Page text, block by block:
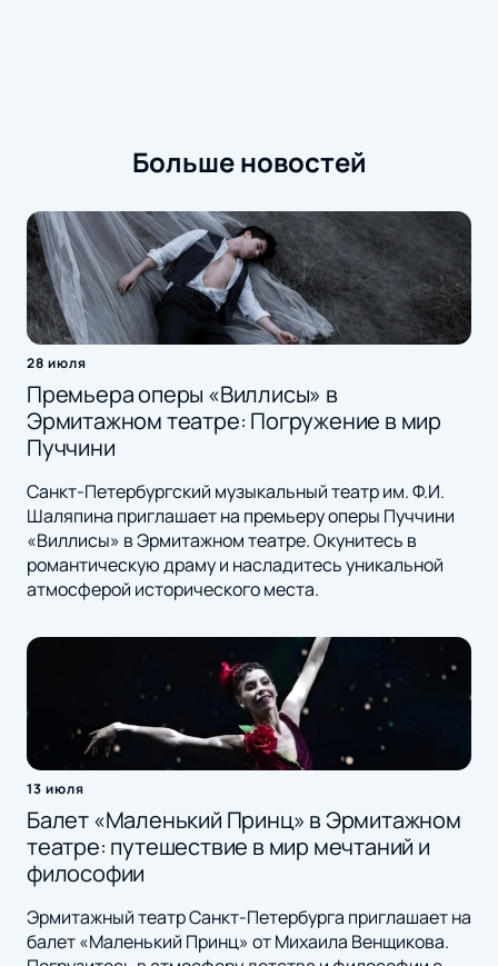
Больше новостей
28 июля
Премьера оперы «Виллисы» в
Эрмитажном театре: Погружение в мир
Пуччини
Санкт-Петербургский музыкальный театр им. Ф.И.
Шаляпина приглашает на премьеру оперы Пуччини
«Виллисы» в Эрмитажном театре. Окунитесь в
романтическую драму и насладитесь уникальной
атмосферой исторического места.
13 июля
Балет «Маленький Принц» в Эрмитажном
театре: путешествие в мир мечтаний и
философии
Эрмитажный театр Санкт-Петербурга приглашает на
балет «Маленький Принц» от Михаила Венщикова.